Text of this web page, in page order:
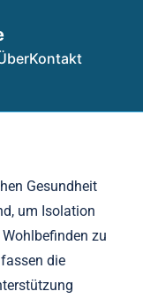
Kontakt
Gesundheit
um Isolation
zu
die